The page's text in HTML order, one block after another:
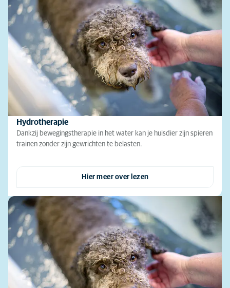
Hydrotherapie
Dankzij bewegingstherapie in het water kan je huisdier zijn spieren
trainen zonder zijn gewrichten te belasten.
Hier meer over lezen